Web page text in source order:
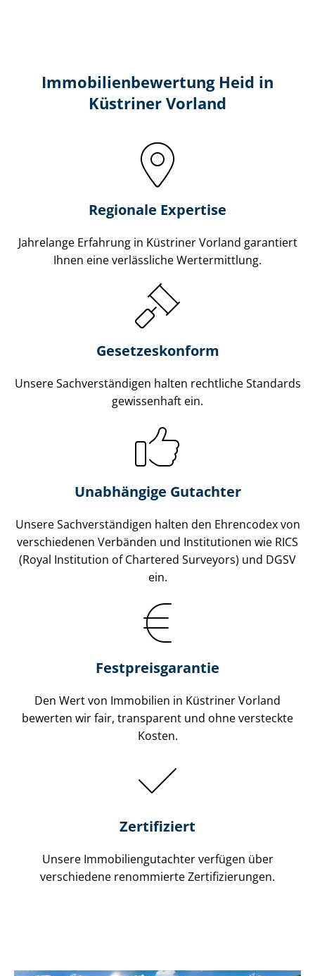
Immobilien­bewertung Heid in
Küstriner Vorland
Regionale Expertise
Jahrelange Erfahrung in Küstriner Vorland garantiert
Ihnen eine verlässliche Wertermittlung.
Gesetzes­konform
Unsere Sach­ver­stän­di­gen halten rechtliche Standards
gewissenhaft ein.
Unabhängige Gutachter
Unsere Sach­ver­stän­di­gen halten den Ehrencodex von
verschiedenen Verbänden und Institutionen wie RICS
(Royal Institution of Chartered Surveyors) und DGSV
ein.
Festpreis​garantie
Den Wert von Immobilien in Küstriner Vorland
bewerten wir fair, transparent und ohne versteckte
Kosten.
Zertifiziert
Unsere Immobilien­gutachter verfügen über
verschiedene renommierte Zer­ti­fi­zie­run­gen.